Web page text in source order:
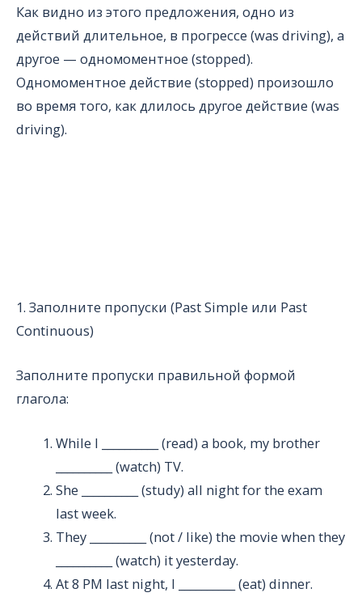
Как видно из этого предложения, одно из
действий длительное, в прогрессе (was driving), а
другое — одномоментное (stopped).
Одномоментное действие (stopped) произошло
во время того, как длилось другое действие (was
driving).
1. Заполните пропуски (Past Simple или Past
Continuous)
Заполните пропуски правильной формой
глагола:
While I __________ (read) a book, my brother
__________ (watch) TV.
She __________ (study) all night for the exam
last week.
They __________ (not / like) the movie when they
__________ (watch) it yesterday.
At 8 PM last night, I __________ (eat) dinner.